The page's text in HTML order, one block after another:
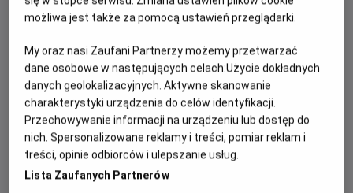
pracy. Arthurowi (Josh O'Connor) z kolei przypomina
się jednak nie poddaje i postanawia rzucić wyzwanie
niemożliwemu. Nawet jeżeli oznaczałoby to błąkanie się po
mitycznych zaświatach. W poszukiwaniu legendarnych
zakopanych drzwi, pozwalających przekroczyć mu próg
innej rzeczywistości, Arthur łączy siły z rabusiami. Oferuje
im swój talent do wskazywania miejsc, gdzie znajdują się
starożytne skarby, w zamian za to, że będą dla niego
przekopywać okolicę. Tak rozpoczyna się niezwykła, pełna
możliwa jest także za pomocą ustawień przeglądarki.
My oraz nasi Zaufani Partnerzy możemy przetwarzać
dane osobowe w następujących celach:Użycie dokładnych
danych geolokalizacyjnych. Aktywne skanowanie
charakterystyki urządzenia do celów identyfikacji.
Przechowywanie informacji na urządzeniu lub dostęp do
nich. Spersonalizowane reklamy i treści, pomiar reklam i
treści, opinie odbiorców i ulepszanie usług.
Lista Zaufanych Partnerów